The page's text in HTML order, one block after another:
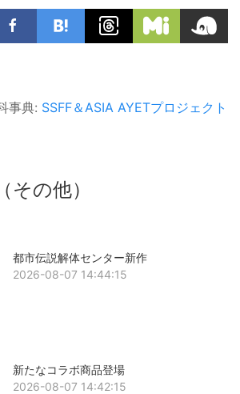
事典: SSFF＆ASIA AYETプロジェクト
その他）
都市伝説解体センター新作
2026-08-07 14:44:15
新たなコラボ商品登場
2026-08-07 14:42:15